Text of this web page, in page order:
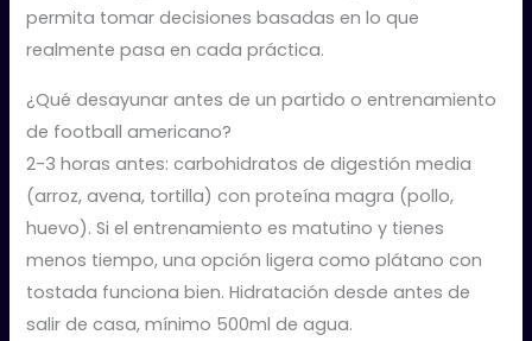
permita tomar decisiones basadas en lo que
realmente pasa en cada práctica.
¿Qué desayunar antes de un partido o entrenamiento
de football americano?
2-3 horas antes: carbohidratos de digestión media
(arroz, avena, tortilla) con proteína magra (pollo,
huevo). Si el entrenamiento es matutino y tienes
menos tiempo, una opción ligera como plátano con
tostada funciona bien. Hidratación desde antes de
salir de casa, mínimo 500ml de agua.